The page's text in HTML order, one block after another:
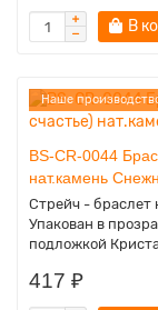
В
Наше
BS-CR-0044
нат.камень
Стрейч - браслет
Упакован в
подложкой
417 ₽